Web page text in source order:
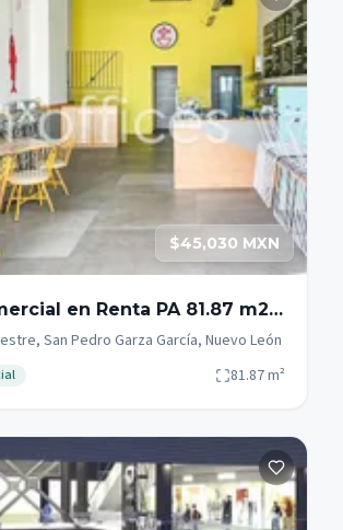
$45,030 MXN
PA 81.87 m2
San Pedro Garza
San Pedro Garza García, Nuevo León
81.87m²